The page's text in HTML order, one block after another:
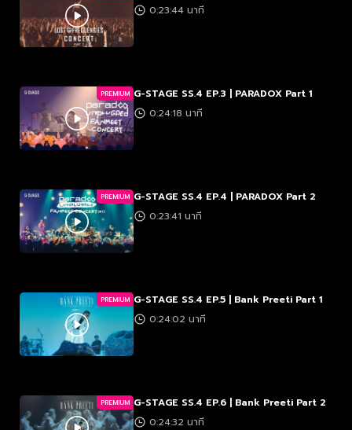
0:23:44 นาที
PREMIUM G-STAGE SS.4 EP.3 | PARADOX Part 1
0:24:18 นาที
PREMIUM G-STAGE SS.4 EP.4 | PARADOX Part 2
0:23:41 นาที
PREMIUM G-STAGE SS.4 EP.5 | Bank Preeti Part 1
0:24:02 นาที
PREMIUM G-STAGE SS.4 EP.6 | Bank Preeti Part 2
0:24:32 นาที